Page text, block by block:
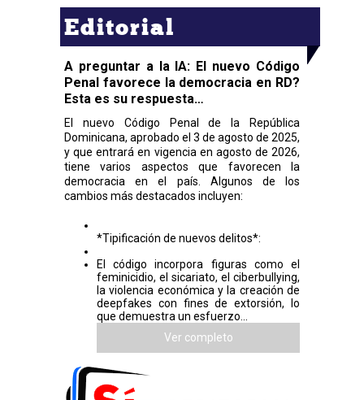
Editorial
A preguntar a la IA: El nuevo Código
Penal favorece la democracia en RD?
Esta es su respuesta…
El nuevo Código Penal de la República
Dominicana, aprobado el 3 de agosto de 2025,
y que entrará en vigencia en agosto de 2026,
tiene varios aspectos que favorecen la
democracia en el país. Algunos de los
cambios más destacados incluyen:
*Tipificación de nuevos delitos*:
El código incorpora figuras como el
feminicidio, el sicariato, el ciberbullying,
la violencia económica y la creación de
deepfakes con fines de extorsión, lo
que demuestra un esfuerzo...
Ver completo